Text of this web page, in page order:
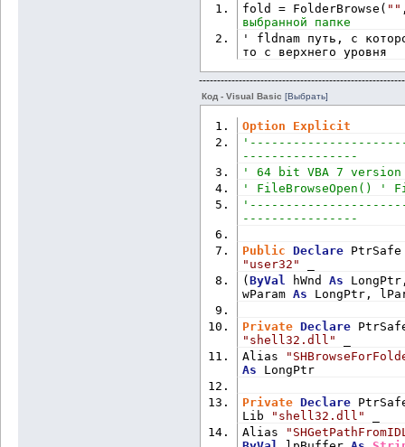
fold = FolderBrowse( ""
выбранной папке
' fldnam путь, с
то с верхнего уровня
Код - Visual Basic [Выбрать]
Option
Explicit
----------------
' 64 bit VBA 7 version
' FileBrowseOpen() '
----------------
Public Declare
"user32"
(ByVal hWnd As
wParam As LongPtr,
Private Declare
"shell32.dll"
Alias
As LongPtr
Private Declare
Lib
"shell32.dll"
Alias